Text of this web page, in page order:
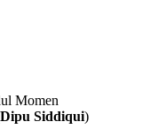
Momen
Dipu Siddiqui)